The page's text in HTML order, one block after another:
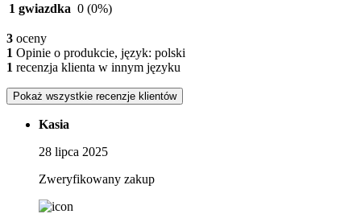
1 gwiazdka 0 (0%)
3 oceny
1 Opinie o produkcie, język: polski
1 recenzja klienta w innym języku
Pokaż wszystkie recenzje klientów
Kasia
28 lipca 2025
Zweryfikowany zakup